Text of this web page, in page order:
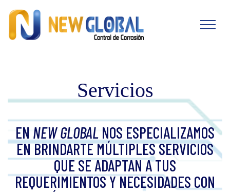
Servicios
EN NEW GLOBAL NOS ESPECIALIZAMOS
EN BRINDARTE MÚLTIPLES SERVICIOS
QUE SE ADAPTAN A TUS
REQUERIMIENTOS Y NECESIDADES CON